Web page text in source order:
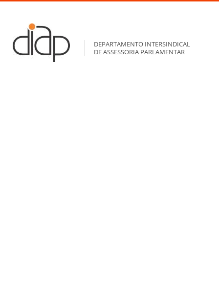
DEPARTAMENTO INTERSINDICAL
DE ASSESSORIA PARLAMENTAR